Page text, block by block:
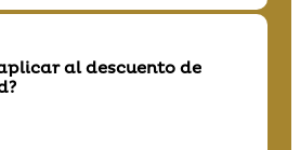
al descuento de